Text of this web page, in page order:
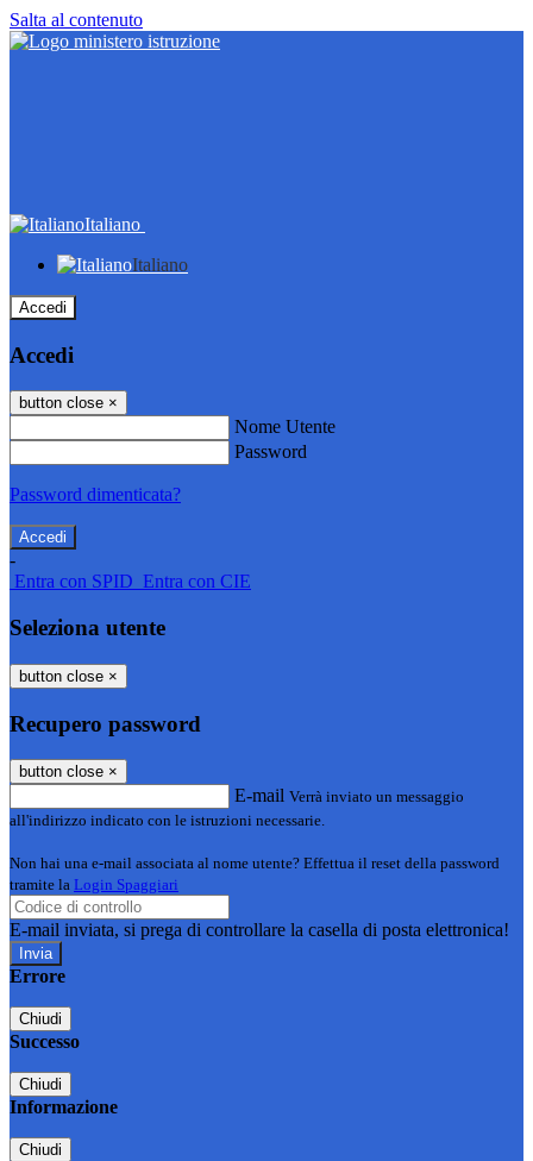
Salta al contenuto
Italiano
Italiano
Accedi
Accedi
button close ×
Nome Utente
Password
Password dimenticata?
-
Entra con SPID Entra con CIE
Seleziona utente
button close ×
Recupero password
button close ×
E-mail Verrà inviato un messaggio
all'indirizzo indicato con le istruzioni necessarie.
Non hai una e-mail associata al nome utente? Effettua il reset della password
tramite la Login Spaggiari
E-mail inviata, si prega di controllare la casella di posta elettronica!
Errore
Chiudi
Successo
Chiudi
Informazione
Chiudi